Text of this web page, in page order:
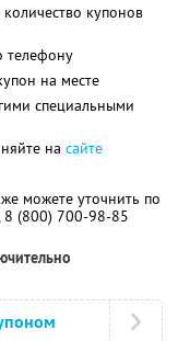
купонов
телефону
на месте
специальными
на сайте
можете уточнить по
8 (800) 700-98-85